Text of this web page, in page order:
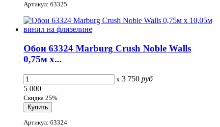
Артикул: 63325
Обои 63324 Marburg Crush Noble Walls
0,75м x...
x 3 750 руб
5 000
Скидка 25%
Артикул: 63324